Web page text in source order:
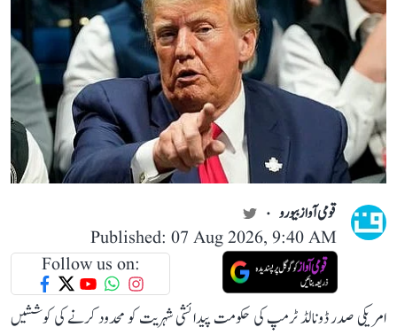
قومی آواز بیورو
Published: 07 Aug 2026, 9:40 AM
Follow us on:
امریکی صدر ڈونالڈ ٹرمپ کی حکومت پیدائشی شہریت کو محدود کرنے کی کوششیں